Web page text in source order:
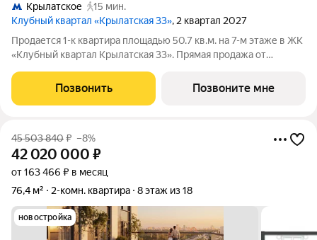
Крылатское
15 мин.
Клубный квартал «Крылатская 33», 2 квартал 2027
Продается 1-к квартира площадью 50.7 кв.м. на 7-м этаже в ЖК
«Клубный квартал Крылатская 33». Прямая продажа от
западе Москвы от специализированного застройщика
«Сияние». Комплекс расположен всего
Позвонить Позвоните мне
45 503 840₽ –8%
42 020 000 ₽
от 163 466 ₽ в месяц
76,4 м²
2-комн. квартира 8 этаж из 18
новостройка